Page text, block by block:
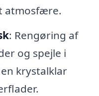
atmosfære.
: Rengøring af
og spejle i
krystalklar